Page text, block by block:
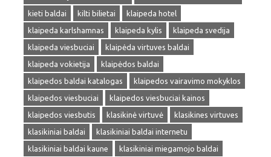
kieti baldai
kilti bilietai
klaipeda hotel
klaipeda karlshamnas
klaipeda kylis
klaipeda svedija
klaipeda viesbuciai
klaipėda virtuves baldai
klaipeda vokietija
klaipėdos baldai
klaipedos baldai katalogas
klaipedos vairavimo mokyklos
klaipedos viesbuciai
klaipedos viesbuciai kainos
klaipedos viesbutis
klasikinė virtuvė
klasikines virtuves
klasikiniai baldai
klasikiniai baldai internetu
klasikiniai baldai kaune
klasikiniai miegamojo baldai